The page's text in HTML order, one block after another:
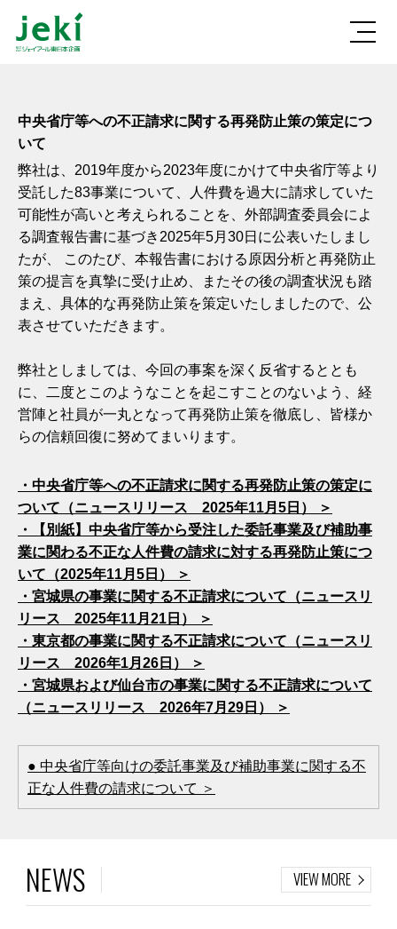
中央省庁等への不正請求に関する再発防止策の策定につ
いて
弊社は、2019年度から2023年度にかけて中央省庁等より
受託した83事業について、人件費を過大に請求していた
可能性が高いと考えられることを、外部調査委員会によ
る調査報告書に基づき2025年5月30日に公表いたしまし
たが、 このたび、本報告書における原因分析と再発防止
策の提言を真摯に受け止め、またその後の調査状況も踏
まえ、具体的な再発防止策を策定いたしましたので、公
表させていただきます。
弊社としましては、今回の事案を深く反省するととも
に、二度とこのようなことを起こすことのないよう、経
営陣と社員が一丸となって再発防止策を徹底し、皆様か
らの信頼回復に努めてまいります。
・中央省庁等への不正請求に関する再発防止策の策定に
ついて（ニュースリリース 2025年11月5日） ＞
・【別紙】中央省庁等から受注した委託事業及び補助事
業に関わる不正な人件費の請求に対する再発防止策につ
いて（2025年11月5日） ＞
・宮城県の事業に関する不正請求について（ニュースリ
リース 2025年11月21日） ＞
・東京都の事業に関する不正請求について（ニュースリ
リース 2026年1月26日） ＞
・宮城県および仙台市の事業に関する不正請求について
（ニュースリリース 2026年7月29日） ＞
● 中央省庁等向けの委託事業及び補助事業に関する不
正な人件費の請求について ＞
NEWS VIEW MORE